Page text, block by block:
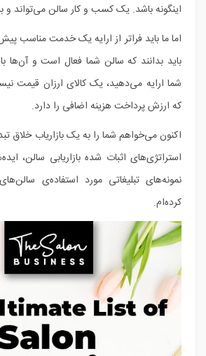
اینگونه باشد. یک کسب و کار سالن می‌تواند و
اما ما باید فراتر از ارایه یک خدمت مناسب
باید بدانند که سالن شما فعال است و آن‌ها
شما ارایه می‌دهید، یک کالای ارزان قیمت
که ارزش پرداخت هزینه اضافی را دارد.
اکنون می‌خواهم شما را به یک بازاریاب خلاق
استراتژی‌های اثبات شده بازاریابی سالن،
نمونه‌های تبلیغاتی مورد استفاده‌ی
کرده‌ام.